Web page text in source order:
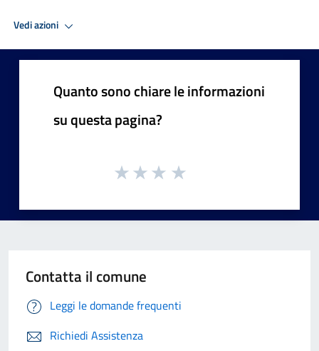
Vedi azioni
Quanto sono chiare le informazioni
su questa pagina?
Contatta il comune
Leggi le domande frequenti
Richiedi Assistenza